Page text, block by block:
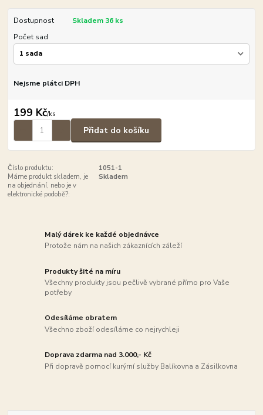
Dostupnost
Skladem 36 ks
Počet sad
Nejsme plátci DPH
199 Kč/ks
Přidat do košíku
Číslo produktu:
1051-1
Máme produkt skladem, je
na objednání, nebo je v
elektronické podobě?:
Skladem
Malý dárek ke každé objednávce
Protože nám na našich zákaznících záleží
Produkty šité na míru
Všechny produkty jsou pečlivě vybrané přímo pro Vaše
potřeby
Odesíláme obratem
Všechno zboží odesíláme co nejrychleji
Doprava zdarma nad 3.000,- Kč
Při dopravě pomocí kurýrní služby Balíkovna a Zásilkovna